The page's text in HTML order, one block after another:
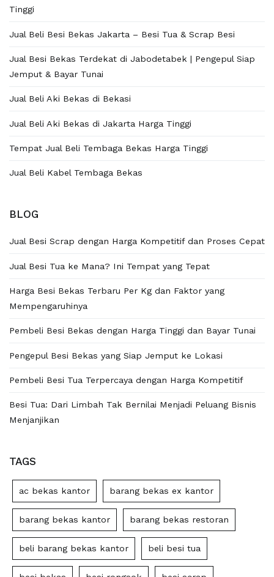
Tinggi
Jual Beli Besi Bekas Jakarta – Besi Tua & Scrap Besi
Jual Besi Bekas Terdekat di Jabodetabek | Pengepul Siap
Jemput & Bayar Tunai
Jual Beli Aki Bekas di Bekasi
Jual Beli Aki Bekas di Jakarta Harga Tinggi
Tempat Jual Beli Tembaga Bekas Harga Tinggi
Jual Beli Kabel Tembaga Bekas
BLOG
Jual Besi Scrap dengan Harga Kompetitif dan Proses Cepat
Jual Besi Tua ke Mana? Ini Tempat yang Tepat
Harga Besi Bekas Terbaru Per Kg dan Faktor yang
Mempengaruhinya
Pembeli Besi Bekas dengan Harga Tinggi dan Bayar Tunai
Pengepul Besi Bekas yang Siap Jemput ke Lokasi
Pembeli Besi Tua Terpercaya dengan Harga Kompetitif
Besi Tua: Dari Limbah Tak Bernilai Menjadi Peluang Bisnis
Menjanjikan
TAGS
ac bekas kantor barang bekas ex kantor
barang bekas kantor barang bekas restoran
beli barang bekas kantor beli besi tua